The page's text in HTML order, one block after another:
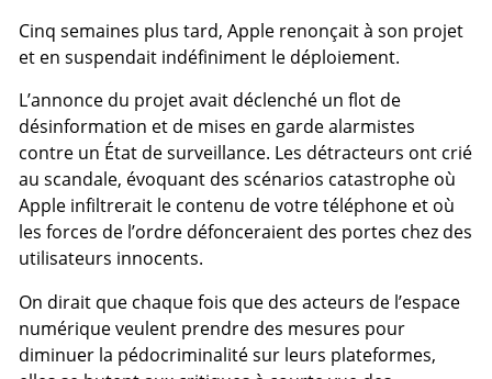
Cinq semaines plus tard, Apple renonçait à son projet
et en suspendait indéfiniment le déploiement.
L’annonce du projet avait déclenché un flot de
désinformation et de mises en garde alarmistes
contre un État de surveillance. Les détracteurs ont crié
au scandale, évoquant des scénarios catastrophe où
Apple infiltrerait le contenu de votre téléphone et où
les forces de l’ordre défonceraient des portes chez des
utilisateurs innocents.
On dirait que chaque fois que des acteurs de l’espace
numérique veulent prendre des mesures pour
diminuer la pédocriminalité sur leurs plateformes,